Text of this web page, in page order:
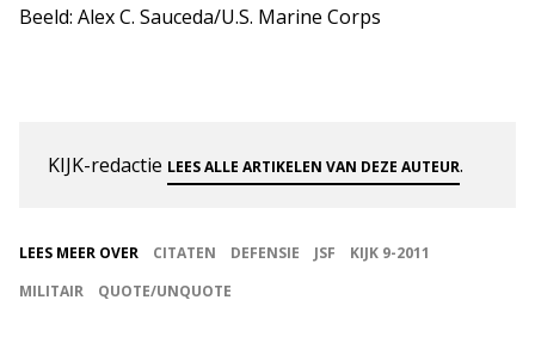
Beeld: Alex C. Sauceda/U.S. Marine Corps
KIJK-redactie LEES ALLE ARTIKELEN VAN DEZE AUTEUR.
LEES MEER OVER CITATEN DEFENSIE JSF
KIJK 9-2011
MILITAIR
QUOTE/UNQUOTE